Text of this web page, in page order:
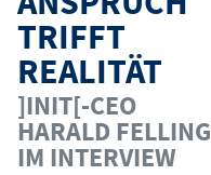
TRIFFT
REALITÄT
]INIT[-CEO
HARALD FELLING
IM INTERVIEW